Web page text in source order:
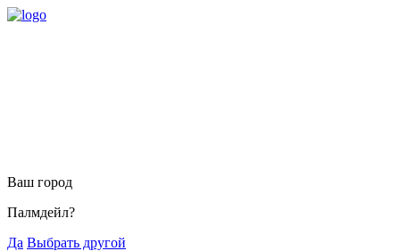
Ваш город
Палмдейл?
Да Выбрать другой